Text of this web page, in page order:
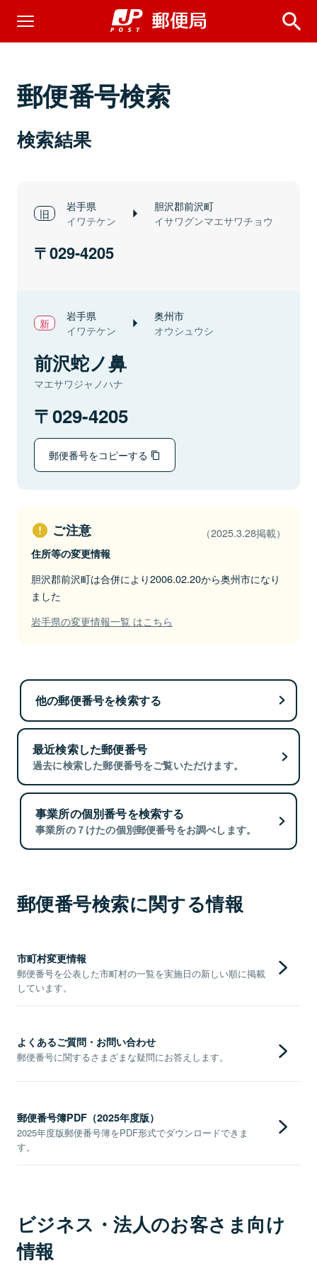
郵便番号検索
検索結果
岩手県
イワテケン
胆沢郡前沢町
イサワグンマエサワチョウ
029-4205
岩手県
イワテケン
奥州市
オウシュウシ
前沢蛇ノ鼻
マエサワジャノハナ
029-4205
郵便番号をコピーする
ご注意 （2025.3.28掲載）
住所等の変更情報
胆沢郡前沢町は合併により2006.02.20から奥州市になり
ました
岩手県の変更情報一覧 はこちら
他の郵便番号を検索する
最近検索した郵便番号
過去に検索した郵便番号をご覧いただけます。
事業所の個別番号を検索する
事業所の７けたの個別郵便番号をお調べします。
郵便番号検索に関する情報
市町村変更情報
郵便番号を公表した市町村の一覧を実施日の新しい順に掲載
しています。
よくあるご質問・お問い合わせ
郵便番号に関するさまざまな疑問にお答えします。
郵便番号簿PDF（2025年度版）
2025年度版郵便番号簿をPDF形式でダウンロードできま
す。
ビジネス・法人のお客さま向け
情報